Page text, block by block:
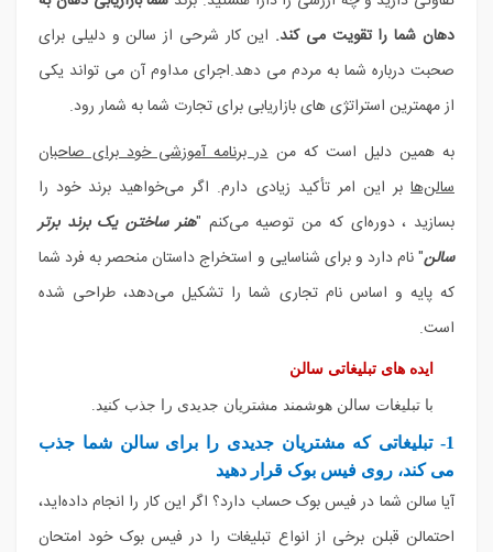
دهان شما را تقویت می کند. این کار شرحی از سالن و دلیلی برای
صحبت درباره شما به مردم می دهد.اجرای مداوم آن می تواند یکی
از مهمترین استراتژی های بازاریابی برای تجارت شما به شمار رود.
به همین دلیل است که مندر برنامه آموزشی خود برای صاحبان
سالن‌ها بر این امر تأکید زیادی دارم. اگر می‌خواهید برند خود را
بسازید ، دوره‌ای که من توصیه می‌کنم "هنر ساختن یک برند برتر
سالن" نام دارد و برای شناسایی و استخراج داستان منحصر به فرد شما
که پایه و اساس نام تجاری شما را تشکیل می‌دهد، طراحی شده
است.
ایده های تبلیغاتی سالن
با تبلیغات سالن هوشمند مشتریان جدیدی را جذب کنید.
1- تبلیغاتی که مشتریان جدیدی را برای سالن شما جذب
می کند، روی فیس بوک قرار دهید
آیا سالن شما در فیس بوک حساب دارد؟ اگر این کار را انجام داده‌اید،
احتمالن قبلن برخی از انواع تبلیغات را در فیس بوک خود امتحان